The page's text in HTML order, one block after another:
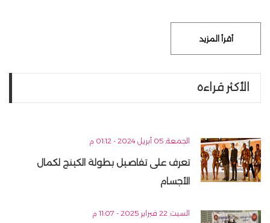
أقرأ المزيد
الأكثر قراءه
الجمعة, 05 أبريل 2024 - 01:12 م
تعرف على تفاصيل بطولة الكينج لكمال
الأجسام
السبت, 22 فبراير 2025 - 11:07 م